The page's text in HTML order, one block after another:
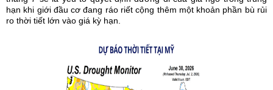
hạn khi giới đầu cơ đang ráo riết cộng thêm một khoản phần bù rủi
ro thời tiết lớn vào giá kỳ hạn.